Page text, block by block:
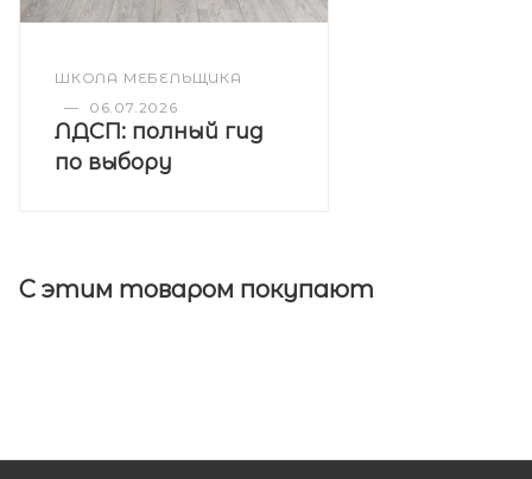
ШКОЛА МЕБЕЛЬЩИКА
—
06.07.2026
ЛДСП: полный гид
по выбору
С этим товаром покупают